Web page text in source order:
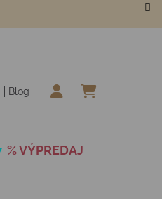
Blog
% VÝPREDAJ